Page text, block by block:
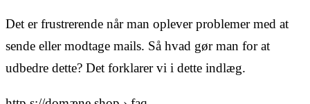
Det er frustrerende når man oplever problemer med at
sende eller modtage mails. Så hvad gør man for at
udbedre dette? Det forklarer vi i dette indlæg.